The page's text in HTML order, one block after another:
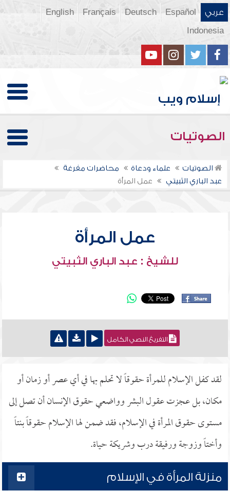
عربي Español
Deutsch
Français
English
Indonesia
الصوتيات
الصوتيات علماء ودعاة
محاضرات مفرغة
عبد الباري الثبيتي
عمل المرأة
عمل المرأة
للشيخ : عبد الباري الثبيتي
التفريغ النصي الكامل
لقد كفل الإسلام للمرأة حقوقاً لا تحلم بها في أي عصر أو زمان أو
مكان، بل عجزت عقول البشر وواضعي حقوق الإنسان أن تصل إلى
مستوى حقوق المرأة في الإسلام، فقد ضمن لها الإسلام حقوقاً بنتاً
وأختاً وزوجة ورفيقة درب وشريكة حياة.
منزلة المرأة في الإسلام